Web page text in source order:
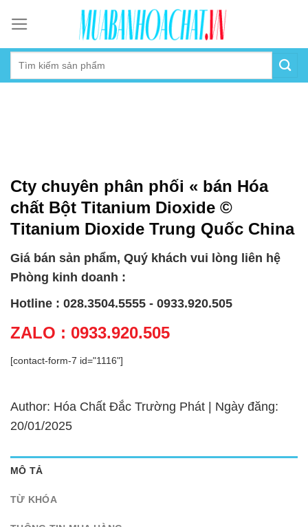
content
Cty chuyên phân phối « bán Hóa
chất Bột Titanium Dioxide ©
Titanium Dioxide Trung Quốc China
Giá bán sản phẩm, Quý khách vui lòng liên hệ
Phòng kinh doanh :
Hotline : 028.3504.5555 - 0933.920.505
ZALO : 0933.920.505
[contact-form-7 id="1116"]
Author: Hóa Chất Đắc Trường Phát | Ngày đăng:
20/01/2025
MÔ TẢ
TỪ KHÓA